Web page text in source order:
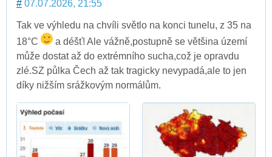
# 07.07.2026, 21:55
Tak ve výhledu na chvíli světlo na konci tunelu, z 35 na
18°C
a déšť! Ale vážně,postupně se většina území
může dostat až do extrémního sucha,což je opravdu
zlé.SZ půlka Čech až tak tragicky nevypadá,ale to jen
díky nižším srážkovým normálům.